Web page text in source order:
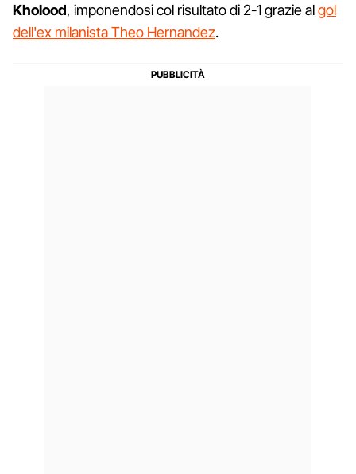
Kholood, imponendosi col risultato di 2-1 grazie algol
dell'ex milanista Theo Hernandez.